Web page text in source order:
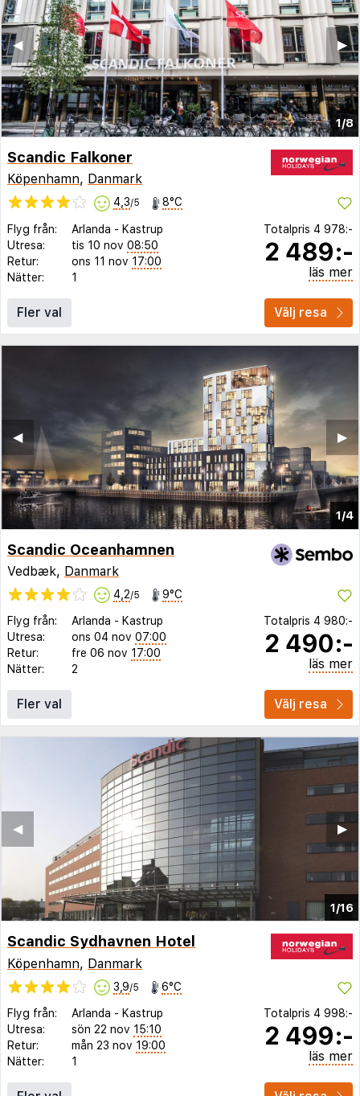
1/8
▶︎
◀︎
Scandic Falkoner
Köpenhamn, Danmark
4,3/5 8°C
Flyg från: Arlanda - Kastrup
Utresa:
tis 10 nov 08:50
Retur:
ons 11 nov 17:00
Nätter:
1
Totalpris 4 978:-
2 489:-
läs mer
Fler val Välj resa
1/4
▶︎
◀︎
Scandic Oceanhamnen
Vedbæk, Danmark
4,2/5 9°C
Flyg från: Arlanda - Kastrup
Utresa:
ons 04 nov 07:00
Retur:
fre 06 nov 17:00
Nätter:
2
Totalpris 4 980:-
2 490:-
läs mer
Fler val Välj resa
1/16
▶︎
◀︎
Scandic Sydhavnen Hotel
Köpenhamn, Danmark
3,9/5 6°C
Flyg från: Arlanda - Kastrup
Utresa:
sön 22 nov 15:10
Retur:
mån 23 nov 19:00
Nätter:
1
Totalpris 4 998:-
2 499:-
läs mer